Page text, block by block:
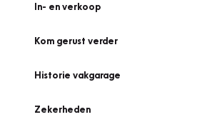
In- en verkoop
Kom gerust verder
Historie vakgarage
Zekerheden